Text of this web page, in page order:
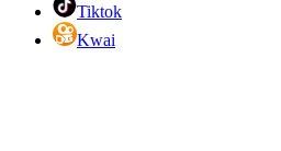
Tiktok
Kwai